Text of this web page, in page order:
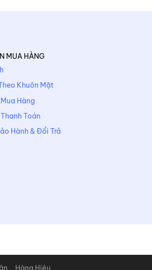
MUA HÀNG
Khuôn Mặt
Hàng
Toán
Hành & Đổi Trả
Hàng Hiệu